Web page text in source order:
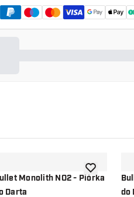
życzeń
Monolith NO2 - Piórka
Darta
dodaj do listy
do